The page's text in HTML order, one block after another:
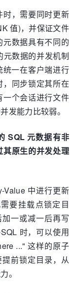
，需要同时更新
值)，并保证文件
数据具有不同的
元数据的并发机制
一在客户端进行
同步锁定其所在
一个会话进行文件
发能力比较弱。
SQL 元数据有非
其原生的并发处理
Value 中进行更新
要挂载点锁定目
一或减一后再写
时，可以使用
..." 这样的原子
前锁定目录，从
。